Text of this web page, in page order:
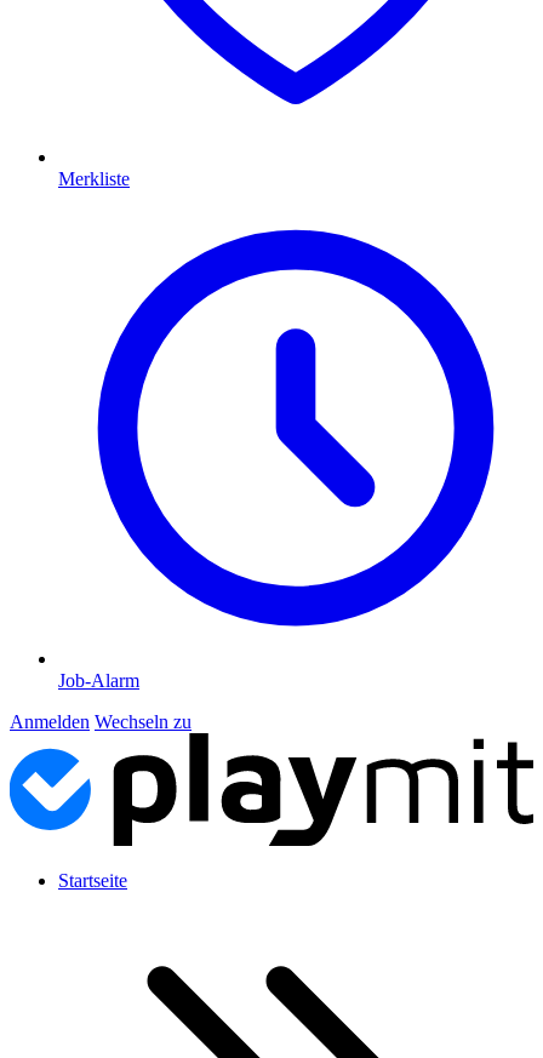
Merkliste
Job-Alarm
Anmelden Wechseln zu
Startseite